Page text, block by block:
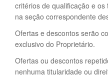
critérios de qualificação e
na seção correspondente
Ofertas e descontos serão
exclusivo do Proprietário.
Ofertas ou descontos
nenhuma titularidade ou